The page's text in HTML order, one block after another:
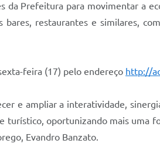
da Prefeitura para movimentar a
restaurantes e similares,
feira (17) pelo endereço http://
e ampliar a interatividade,
turístico, oportunizando mais uma
Evandro Banzato.